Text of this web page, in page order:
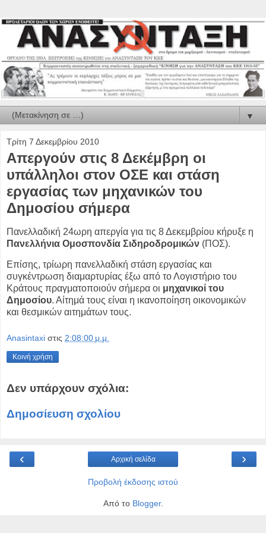
▼
Τρίτη 7 Δεκεμβρίου 2010
Απεργούν στις 8 Δεκέμβρη οι
υπάλληλοι στον ΟΣΕ και στάση
εργασίας των μηχανικών του
Δημοσίου σήμερα
Πανελλαδική 24ωρη απεργία για τις 8 Δεκεμβρίου κήρυξε η
Πανελλήνια Ομοσπονδία Σιδηροδρομικών (ΠΟΣ).
Επίσης, τρίωρη πανελλαδική στάση εργασίας και
συγκέντρωση διαμαρτυρίας έξω από το Λογιστήριο του
Κράτους πραγματοποιούν σήμερα οι μηχανικοί του
Δημοσίου. Αίτημά τους είναι η ικανοποίηση οικονομικών
και θεσμικών αιτημάτων τους.
Anasintaxi στις 2:08:00 μ.μ.
Κοινή χρήση
Δεν υπάρχουν σχόλια:
Δημοσίευση σχολίου
‹ ›
Αρχική σελίδα
Προβολή έκδοσης ιστού
Από το Blogger.